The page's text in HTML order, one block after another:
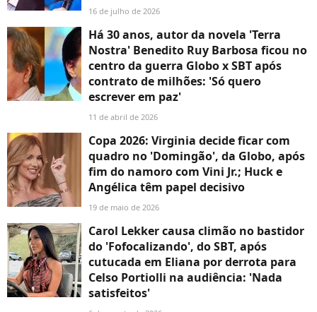
16 de julho de 2026
Há 30 anos, autor da novela 'Terra
Nostra' Benedito Ruy Barbosa ficou no
centro da guerra Globo x SBT após
contrato de milhões: 'Só quero
escrever em paz'
11 de abril de 2026
Copa 2026: Virginia decide ficar com
quadro no 'Domingão', da Globo, após
fim do namoro com Vini Jr.; Huck e
Angélica têm papel decisivo
19 de maio de 2026
Carol Lekker causa climão no bastidor
do 'Fofocalizando', do SBT, após
cutucada em Eliana por derrota para
Celso Portiolli na audiência: 'Nada
satisfeitos'